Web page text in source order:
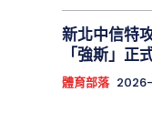
新北中信特
「強斯」正
體育部落